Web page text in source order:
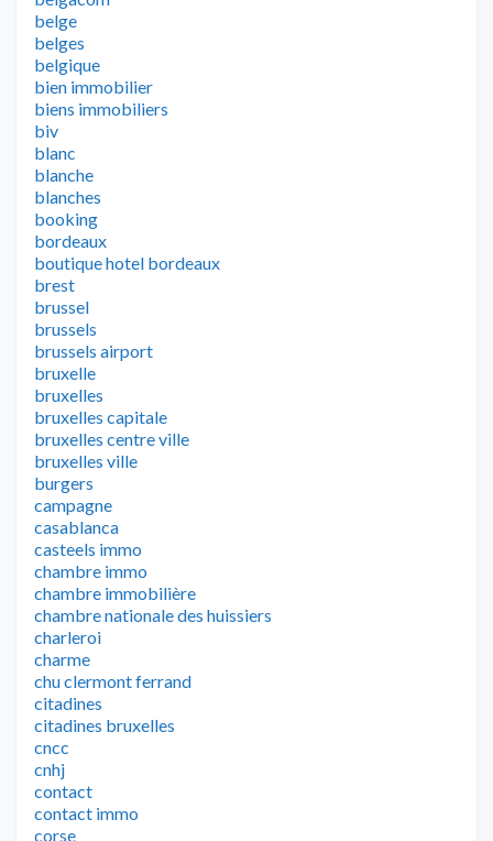
belge
belges
belgique
bien immobilier
biens immobiliers
biv
blanc
blanche
blanches
booking
bordeaux
boutique hotel bordeaux
brest
brussel
brussels
brussels airport
bruxelle
bruxelles
bruxelles capitale
bruxelles centre ville
bruxelles ville
burgers
campagne
casablanca
casteels immo
chambre immo
chambre immobilière
chambre nationale des huissiers
charleroi
charme
chu clermont ferrand
citadines
citadines bruxelles
cncc
cnhj
contact
contact immo
corse